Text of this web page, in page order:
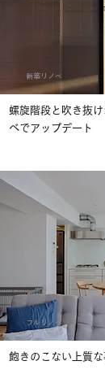
新築リノベ
螺旋階段と吹き抜
ベでアップデート
フルリノベ
飽きのこない上質な